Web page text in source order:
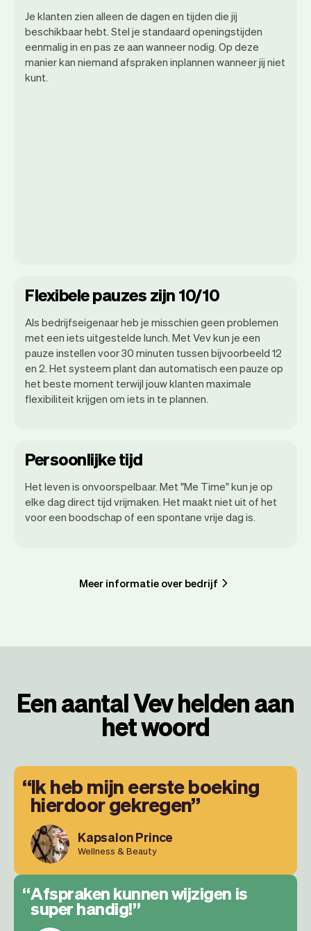
Je klanten zien alleen de dagen en tijden die jij
beschikbaar hebt. Stel je standaard openingstijden
eenmalig in en pas ze aan wanneer nodig. Op deze
manier kan niemand afspraken inplannen wanneer jij niet
kunt.
Flexibele pauzes zijn 10/10
Als bedrijfseigenaar heb je misschien geen problemen
met een iets uitgestelde lunch. Met Vev kun je een
pauze instellen voor 30 minuten tussen bijvoorbeeld 12
en 2. Het systeem plant dan automatisch een pauze op
het beste moment terwijl jouw klanten maximale
flexibiliteit krijgen om iets in te plannen.
Persoonlijke tijd
Het leven is onvoorspelbaar. Met "Me Time" kun je op
elke dag direct tijd vrijmaken. Het maakt niet uit of het
voor een boodschap of een spontane vrije dag is.
Meer informatie over bedrijf
Een aantal Vev helden aan
het woord
Ik heb mijn eerste boeking
hierdoor gekregen
Kapsalon Prince
Wellness & Beauty
Afspraken kunnen wijzigen is
super handig!